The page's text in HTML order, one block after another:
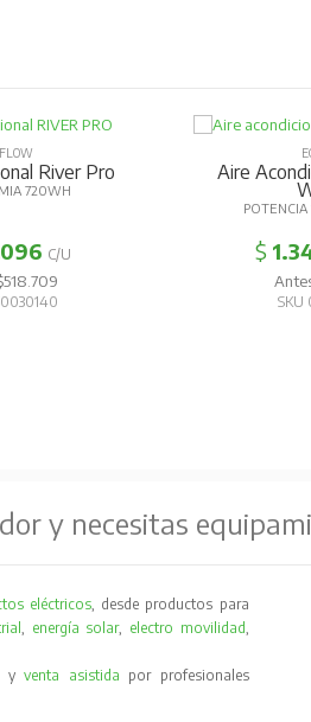
River Pro
720WH
C/U
Aire
$
SKU
y necesitas
eléctricos, desde productos para
, energía solar, electro movilidad,
yventa asistida por profesionales